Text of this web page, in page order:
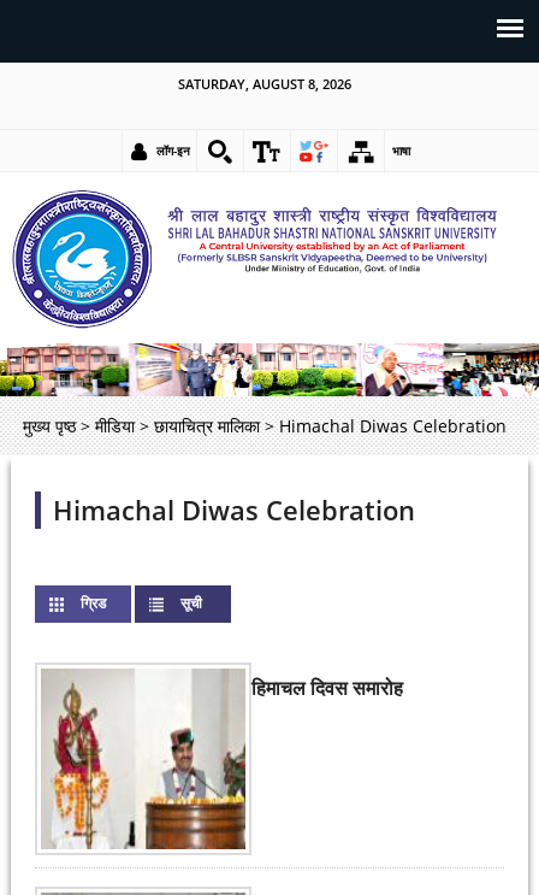
SATURDAY, AUGUST 8, 2026
लॉग-इन भाषा
मुख्य पृष्ठ > मीडिया > छायाचित्र मालिका > Himachal Diwas Celebration
Himachal Diwas Celebration
ग्रिड सूची(active tab)
हिमाचल दिवस समारोह